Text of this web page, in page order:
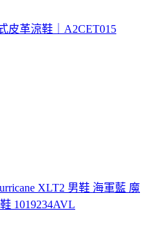
皮革涼鞋｜A2CET015
XLT2 男鞋 海軍藍 魔
1019234AVL